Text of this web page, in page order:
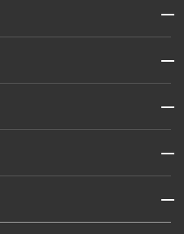
開閉
開閉
開閉
開閉
開閉